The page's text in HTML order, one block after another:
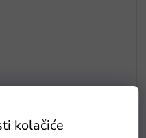
kolačiće
šipka i ribice